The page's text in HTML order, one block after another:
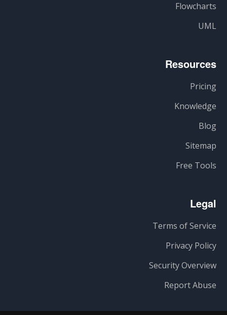
Flowcharts
UML
Resources
Pricing
Knowledge
Blog
Sitemap
Free Tools
Legal
Terms of Service
Privacy Policy
Security Overview
Report Abuse